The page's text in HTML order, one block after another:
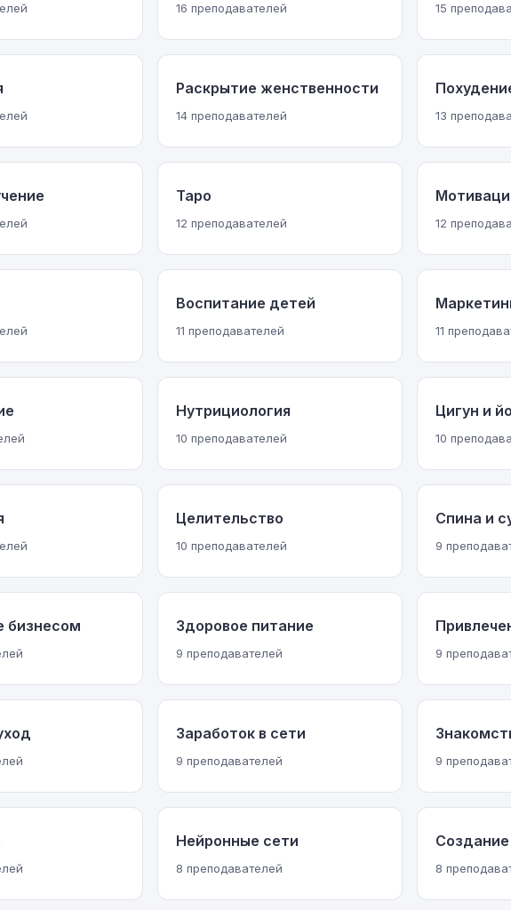
16 преподавателей 15
Раскрытие женственности
14 преподавателей 13
Таро
12 преподавателей 12
Воспитание детей
11 преподавателей 11
Нутрициология
10 преподавателей
Цигун и
10
Целительство
10 преподавателей
Спина и
9
бизнесом Здоровое питание
9 преподавателей 9
Заработок в сети
9 преподавателей 9
Нейронные сети
8 преподавателей 8